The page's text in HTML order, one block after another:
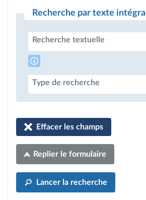
Recherche par texte intégral
Recherche textuelle
Type de recherche
Effacer les champs
Replier le formulaire
Lancer la recherche